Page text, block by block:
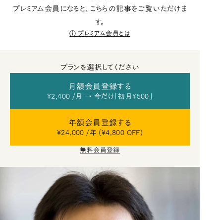
プレミアム会員になると、こちらの記事をご覧いただけま
す。
プレミアム会員とは
プランを選択してください
月額会員登録する
¥2,400 /月 → 今だけ「初月¥500」
年額会員登録する
¥24,000 /年 (¥4,800 OFF)
無料会員登録